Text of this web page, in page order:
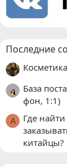
Последние
Косметика
База
фон, 1:1)
A
Где
китайцы?